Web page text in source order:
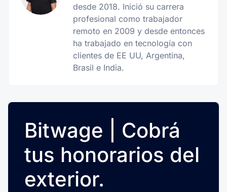
desde 2018. Inició su carrera
profesional como trabajador
remoto en 2009 y desde entonces
ha trabajado en tecnología con
clientes de EE UU, Argentina,
Brasil e India.
Bitwage | Cobrá
tus honorarios del
exterior.